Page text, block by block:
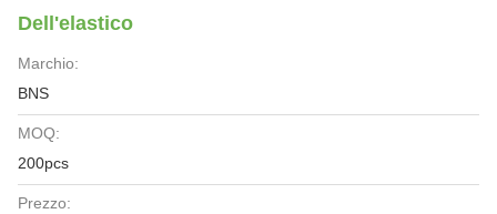
Dell'elastico
Marchio:
BNS
MOQ:
200pcs
Prezzo: